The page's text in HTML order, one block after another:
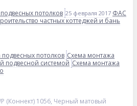
потолков 25 февраля 2017 ФАС
частных коттеджей и бань
потолков Схема монтажа
подвесной системой Схема монтажа
(Коннект) 1056, Черный матовый